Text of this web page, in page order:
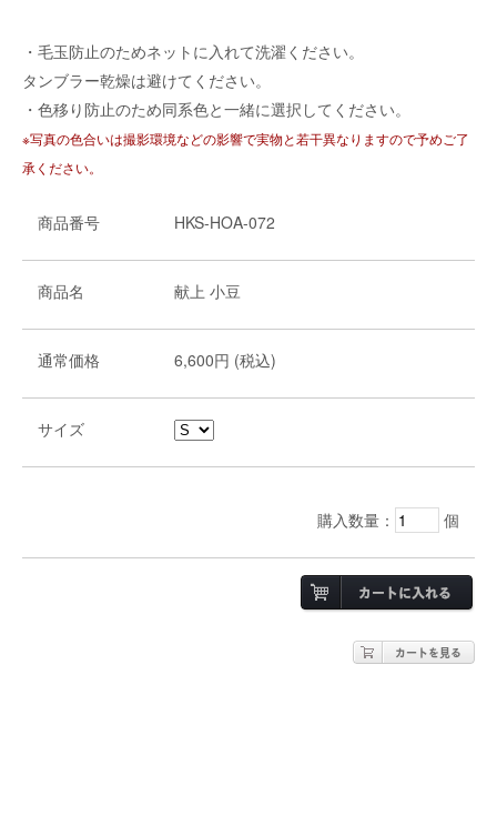
・毛玉防止のためネットに入れて洗濯ください。
タンブラー乾燥は避けてください。
・色移り防止のため同系色と一緒に選択してください。
※写真の色合いは撮影環境などの影響で実物と若干異なりますので予めご了
承ください。
商品番号 HKS-HOA-072
商品名 献上 小豆
通常価格 6,600円 (税込)
サイズ
購入数量： 個